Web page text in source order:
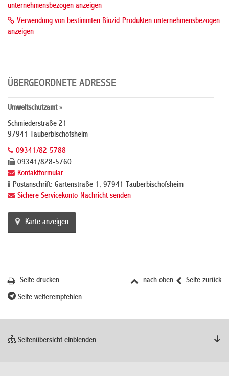
unternehmensbezogen anzeigen
Verwendung von bestimmten Biozid-Produkten unternehmensbezogen
anzeigen
ÜBERGEORDNETE ADRESSE
Umweltschutzamt »
Schmiederstraße 21
97941 Tauberbischofsheim
09341/82-5788
09341/828-5760
Kontaktformular
Postanschrift: Gartenstraße 1, 97941 Tauberbischofsheim
Sichere Servicekonto-Nachricht senden
Karte anzeigen
Seite zurück
nach oben
Seite drucken
Seite weiterempfehlen
Seitenübersicht einblenden